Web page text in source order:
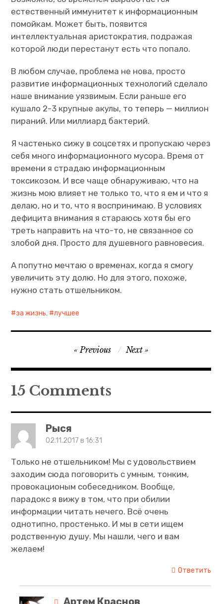
естественный иммунитет к информационным
помойкам. Может быть, появится
интеллектуальная аристократия, подражая
которой люди перестанут есть что попало.
В любом случае, проблема не нова, просто
развитие информационных технологий сделало
наше внимание уязвимым. Если раньше его
кушало 2-3 крупные акулы, то теперь — миллион
пираний. Или миллиард бактерий.
Я частенько сижу в соцсетях и пропускаю через
себя много информационного мусора. Время от
времени я страдаю информационным
токсикозом. И все чаще обнаруживаю, что на
жизнь мою влияет не только то, что я ем и что я
делаю, но и то, что я воспринимаю. В условиях
дефицита внимания я стараюсь хотя бы его
треть направить на что-то, не связанное со
злобой дня. Просто для душевного равновесия.
А попутно мечтаю о временах, когда я смогу
увеличить эту долю. Но для этого, похоже,
нужно стать отшельником.
за жизнь, лучшее
Навигация
по
записям
Previous Next
15 Comments
Рыся
02.11.2017 в 16:31
Только не отшельником! Мы с удовольствием
заходим сюда поговорить с умным, тонким,
провокационым собеседником. Вообще,
парадокс я вижу в том, что при обилии
информации читать нечего. Всё очень
однотипно, простенько. И мы в сети ищем
родственную душу. Мы нашли, чего и вам
желаем!
Ответить
Артем Краснов